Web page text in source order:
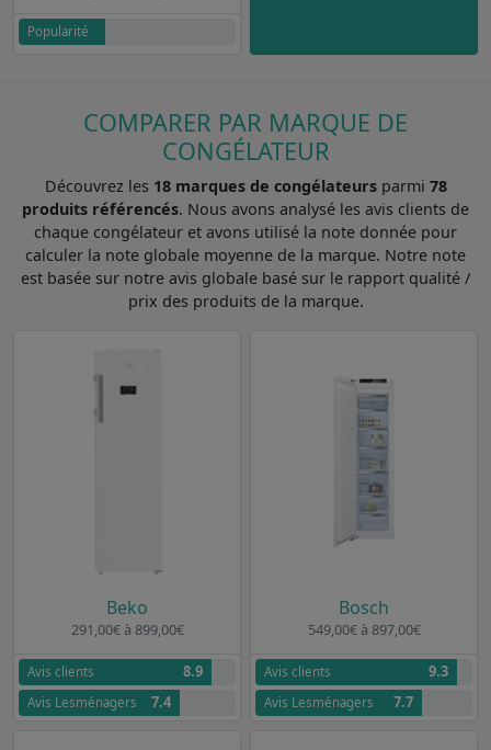
Popularité
COMPARER PAR MARQUE DE
CONGÉLATEUR
Découvrez les 18 marques de congélateursparmi 78
produits référencés. Nous avons analysé les avis clients de
chaque congélateur et avons utilisé la note donnée pour
calculer la note globale moyenne de la marque. Notre note
est basée sur notre avis globale basé sur le rapport qualité /
prix des produits de la marque.
Beko
291,00€ à 899,00€
Avis clients 8.9
Avis Lesménagers 7.4
Bosch
549,00€ à 897,00€
Avis clients 9.3
Avis Lesménagers 7.7